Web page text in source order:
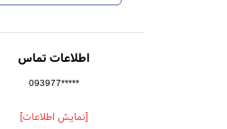
اطلاعات تماس
093977*****
[نمایش اطلاعات]